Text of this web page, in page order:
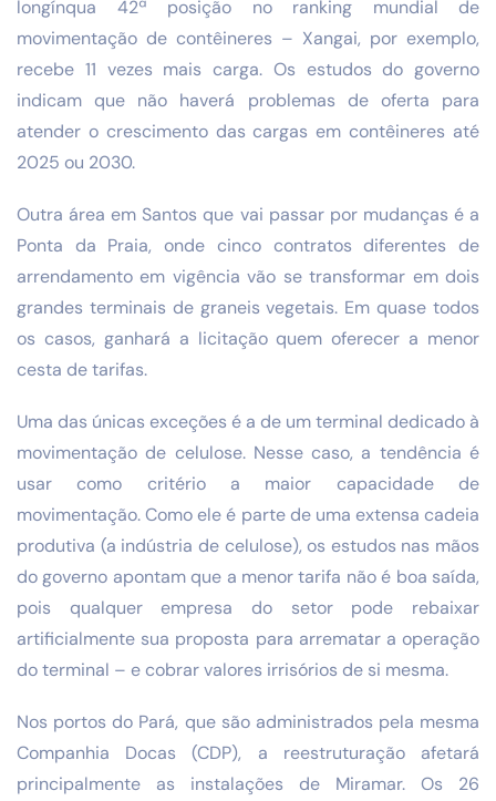
longínqua 42ª posição no ranking mundial de
movimentação de contêineres – Xangai, por exemplo,
recebe 11 vezes mais carga. Os estudos do governo
indicam que não haverá problemas de oferta para
atender o crescimento das cargas em contêineres até
2025 ou 2030.
Outra área em Santos que vai passar por mudanças é a
Ponta da Praia, onde cinco contratos diferentes de
arrendamento em vigência vão se transformar em dois
grandes terminais de graneis vegetais. Em quase todos
os casos, ganhará a licitação quem oferecer a menor
cesta de tarifas.
Uma das únicas exceções é a de um terminal dedicado à
movimentação de celulose. Nesse caso, a tendência é
usar como critério a maior capacidade de
movimentação. Como ele é parte de uma extensa cadeia
produtiva (a indústria de celulose), os estudos nas mãos
do governo apontam que a menor tarifa não é boa saída,
pois qualquer empresa do setor pode rebaixar
artificialmente sua proposta para arrematar a operação
do terminal – e cobrar valores irrisórios de si mesma.
Nos portos do Pará, que são administrados pela mesma
Companhia Docas (CDP), a reestruturação afetará
principalmente as instalações de Miramar. Os 26